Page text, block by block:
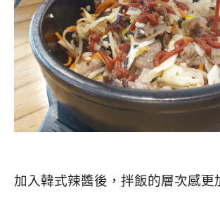
加入韓式辣醬後，拌飯的層次感更